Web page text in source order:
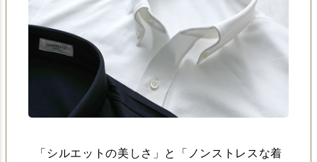
「シルエットの美しさ」と「ノンストレスな着